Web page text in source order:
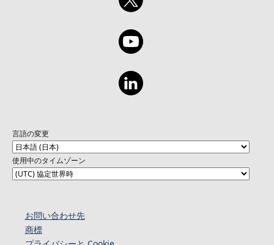
言語の変更
使用中のタイムゾーン
お問い合わせ先
商標